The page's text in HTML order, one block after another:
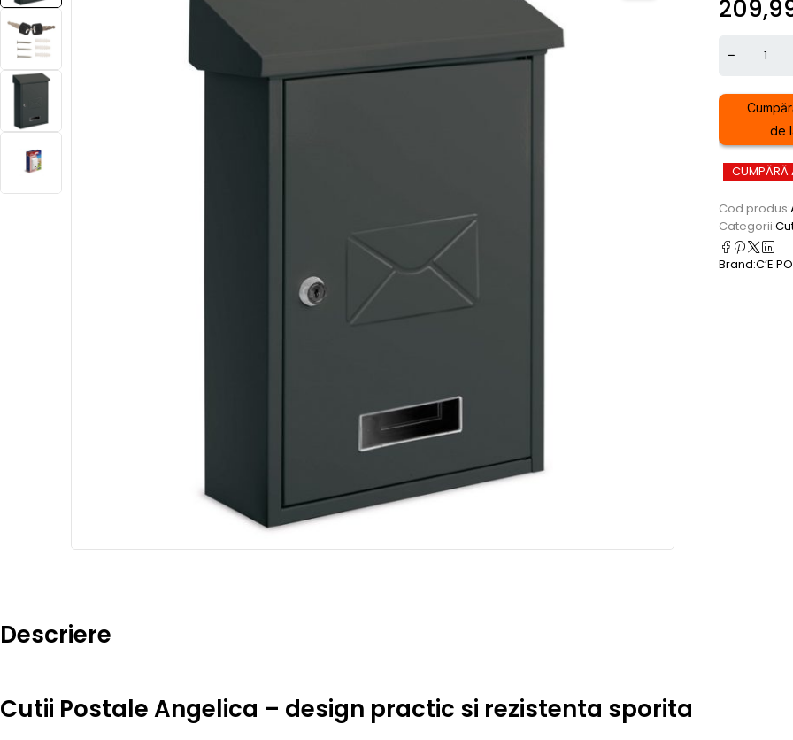
de
CUMPĂRĂ
Cod produs:
Categorii:
Brand:C’E
Descriere
Cutii Postale Angelica – design practic si rezistenta sporita